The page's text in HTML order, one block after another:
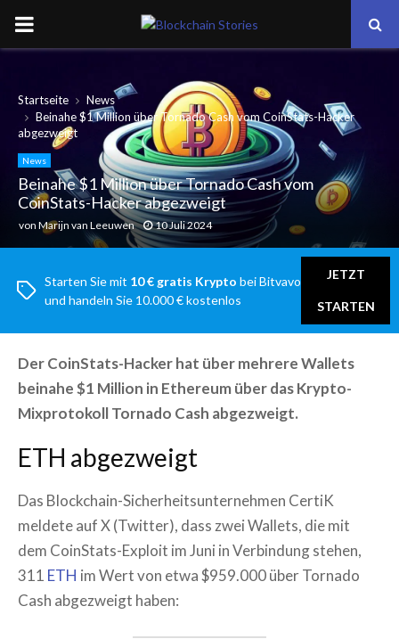
PRIMARY
Startseite
News
Beinahe $1 Million über Tornado Cash vom CoinStats-Hacker
abgezweigt
News
Beinahe $1 Million über Tornado Cash vom
CoinStats-Hacker abgezweigt
von Marijn van Leeuwen 10 Juli 2024
Starten Sie mit 10 € gratis Krypto bei Bitvavo
und handeln Sie 10.000 € kostenlos
JETZT
STARTEN
Der CoinStats-Hacker hat über mehrere Wallets
beinahe $1 Million in Ethereum über das Krypto-
Mixprotokoll Tornado Cash abgezweigt.
ETH abgezweigt
Das Blockchain-Sicherheitsunternehmen CertiK
meldete auf X (Twitter), dass zwei Wallets, die mit
dem CoinStats-Exploit im Juni in Verbindung stehen,
311 ETH im Wert von etwa $959.000 über Tornado
Cash abgezweigt haben: